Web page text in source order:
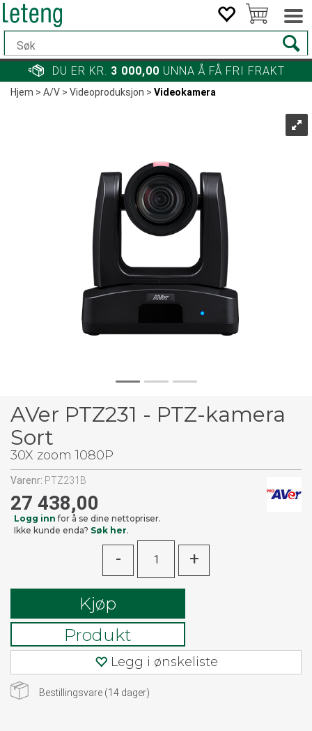
DU ER KR. 3 000,00 UNNA Å FÅ FRI FRAKT
Hjem>A/V>Videoproduksjon>Videokamera
AVer PTZ231 - PTZ-kamera
Sort
30X zoom 1080P
Varenr: PTZ231B
27 438,00
Logg inn for å se dine nettopriser.
Ikke kunde enda? Søk her.
- +
Kjøp
Produkt
Legg i ønskeliste
Bestillingsvare (14 dager)